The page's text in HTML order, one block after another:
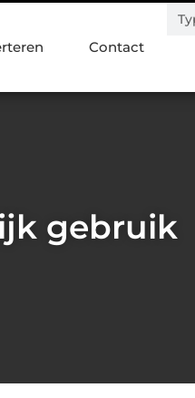
Contact
gebruik